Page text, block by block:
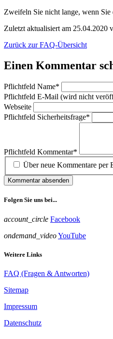
Zweifeln Sie nicht lange, wenn
Zuletzt aktualisiert am 25.04.2020
Zurück zur FAQ-Übersicht
Einen Kommentar
Pflichtfeld Name*
Pflichtfeld E-Mail (wird nicht
Webseite
Pflichtfeld Sicherheitsfrage*
Pflichtfeld Kommentar*
Über neue Kommentare per
Kommentar absenden
Folgen Sie uns bei...
account_circle Facebook
ondemand_videoYouTube
Weitere Links
FAQ (Fragen & Antworten)
Sitemap
Impressum
Datenschutz